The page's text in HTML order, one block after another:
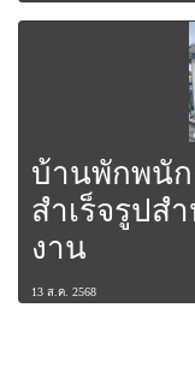
บ้านพักพนั
สำเร็จรูปส
งาน
13 ส.ค. 2568